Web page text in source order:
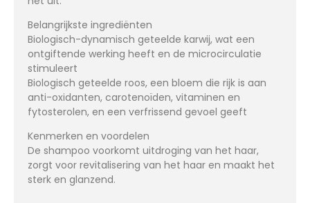
Belangrijkste ingrediënten
Biologisch-dynamisch geteelde karwij, wat een
ontgiftende werking heeft en de microcirculatie
stimuleert
Biologisch geteelde roos, een bloem die rijk is aan
anti-oxidanten, carotenoïden, vitaminen en
fytosterolen, en een verfrissend gevoel geeft
Kenmerken en voordelen
De shampoo voorkomt uitdroging van het haar,
zorgt voor revitalisering van het haar en maakt het
sterk en glanzend.